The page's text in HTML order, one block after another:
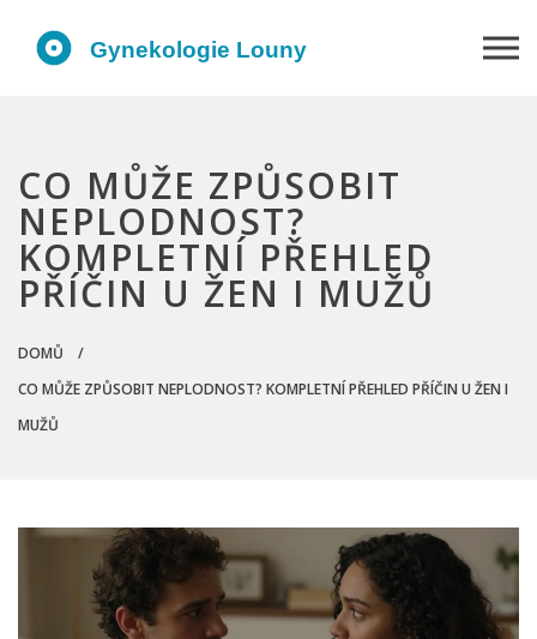
CO MŮŽE ZPŮSOBIT
NEPLODNOST?
KOMPLETNÍ PŘEHLED
PŘÍČIN U ŽEN I MUŽŮ
DOMŮ
CO MŮŽE ZPŮSOBIT NEPLODNOST? KOMPLETNÍ PŘEHLED PŘÍČIN U ŽEN I
MUŽŮ